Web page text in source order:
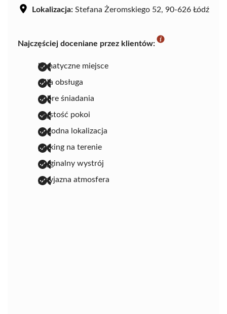
Lokalizacja: Stefana Żeromskiego 52, 90-626 Łódź
Najczęściej doceniane przez klientów:
klimatyczne miejsce
miła obsługa
dobre śniadania
czystość pokoi
dogodna lokalizacja
parking na terenie
oryginalny wystrój
przyjazna atmosfera